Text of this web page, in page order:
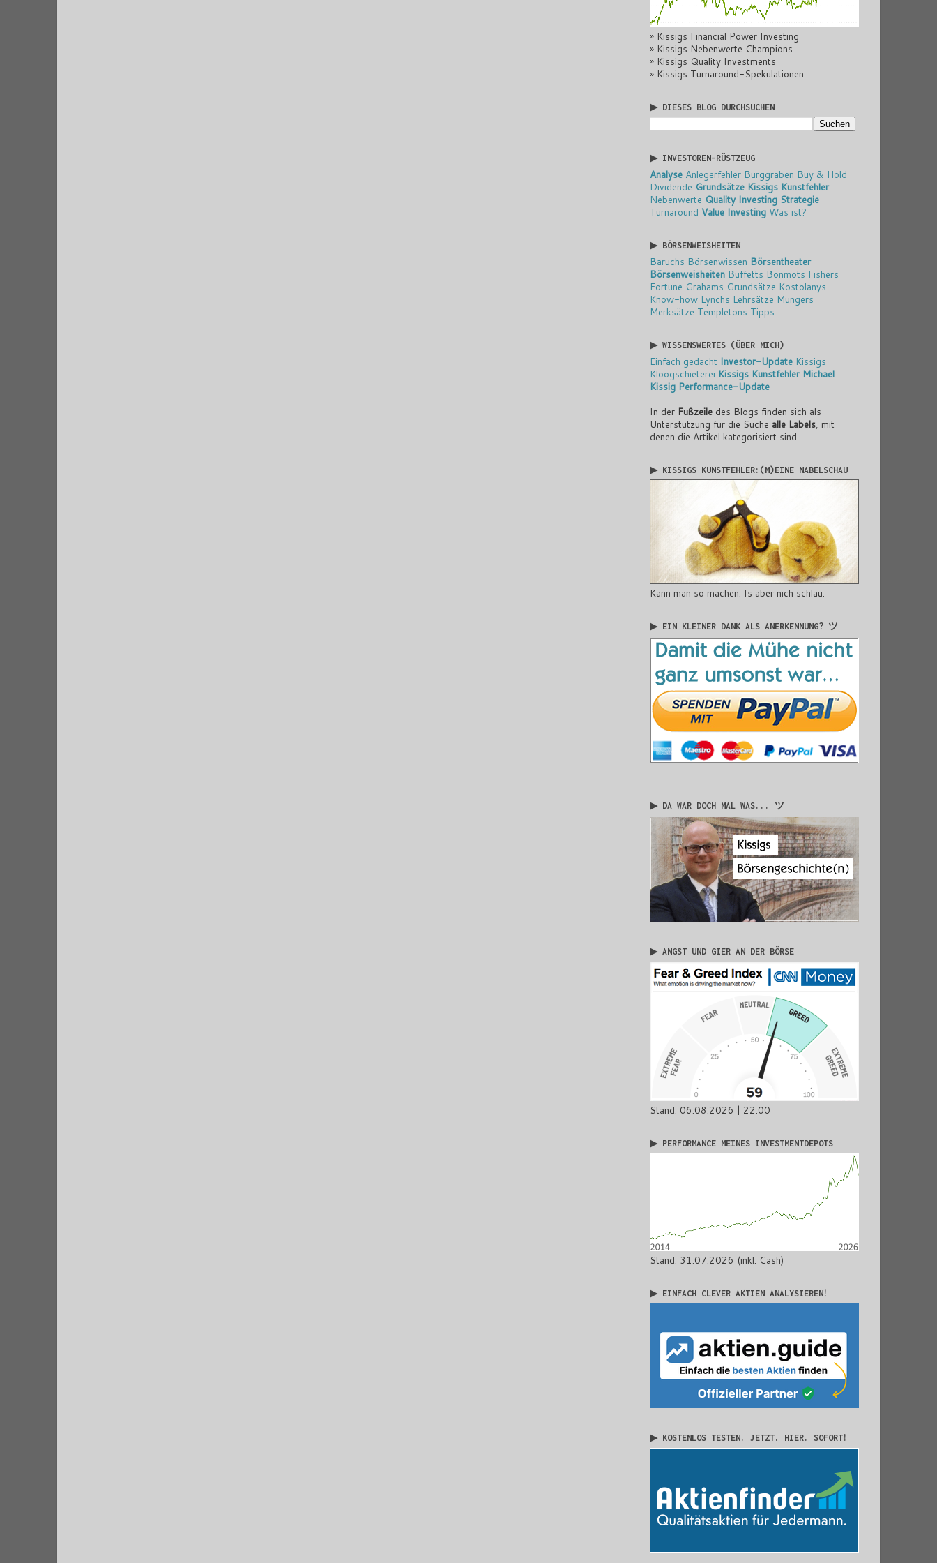
» Kissigs Financial Power Investing
» Kissigs Nebenwerte Champions
» Kissigs Quality Investments
» Kissigs Turnaround-Spekulationen
▶ DIESES BLOG DURCHSUCHEN
▶ INVESTOREN-RÜSTZEUG
Analyse Anlegerfehler Burggraben Buy & Hold
Dividende Grundsätze Kissigs Kunstfehler
Nebenwerte Quality Investing Strategie
Turnaround Value Investing Was ist?
▶ BÖRSENWEISHEITEN
Baruchs Börsenwissen Börsentheater
Börsenweisheiten Buffetts Bonmots Fishers
Fortune Grahams Grundsätze Kostolanys
Know-how Lynchs Lehrsätze Mungers
Merksätze Templetons Tipps
▶ WISSENSWERTES (ÜBER MICH)
Einfach gedacht Investor-Update Kissigs
Kloogschieterei Kissigs Kunstfehler Michael
Kissig Performance-Update
In der Fußzeile des Blogs finden sich als
Unterstützung für die Suche alle Labels , mit
denen die Artikel kategorisiert sind.
▶ KISSIGS KUNSTFEHLER:(M)EINE NABELSCHAU
Kann man so machen. Is aber nich schlau.
▶ EIN KLEINER DANK ALS ANERKENNUNG? ツ
▶ DA WAR DOCH MAL WAS... ツ
▶ ANGST UND GIER AN DER BÖRSE
Stand: 06.08.2026 | 22:00
▶ PERFORMANCE MEINES INVESTMENTDEPOTS
Stand: 31.07.2026 (inkl. Cash)
▶ EINFACH CLEVER AKTIEN ANALYSIEREN!
▶ KOSTENLOS TESTEN. JETZT. HIER. SOFORT!